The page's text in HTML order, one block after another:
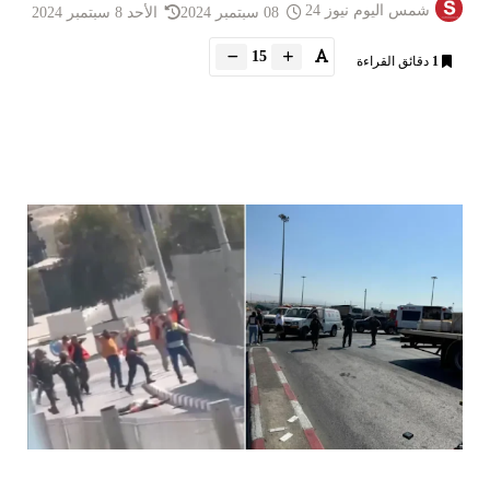
شمس اليوم نيوز 24 الأحد 8 سبتمبر 2024
1 دقائق القراءة 15